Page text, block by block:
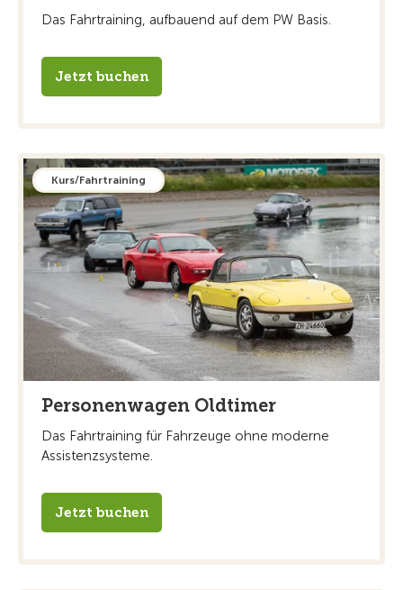
Das Fahrtraining, aufbauend auf dem PW Basis.
Jetzt buchen
Kurs/Fahrtraining
Personenwagen Oldtimer
Das Fahrtraining für Fahrzeuge ohne moderne
Assistenzsysteme.
Jetzt buchen